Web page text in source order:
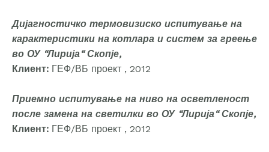
Дијагностичко термовизиско испитување на
карактеристики на котлара и систем за греење
во ОУ “Лирија“ Скопје,
Клиент: ГЕФ/ВБ проект , 2012
Приемно испитување на ниво на осветленост
после замена на светилки во ОУ “Лирија“ Скопје,
Клиент: ГЕФ/ВБ проект , 2012